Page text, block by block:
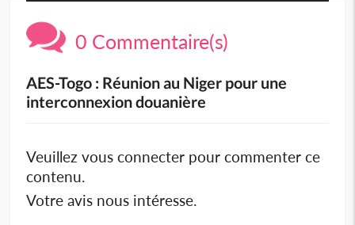
0 Commentaire(s)
AES-Togo : Réunion au Niger pour une
interconnexion douanière
Veuillez vous connecter pour commenter ce
contenu.
Votre avis nous intéresse.